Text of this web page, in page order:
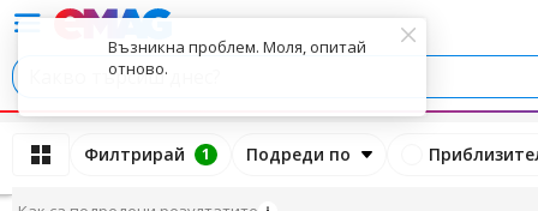
Възникна проблем. Моля, опитай
отново.
Назад
Филтрирай 1 Подреди по